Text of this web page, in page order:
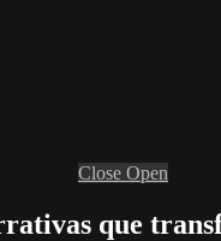
Close Open
que